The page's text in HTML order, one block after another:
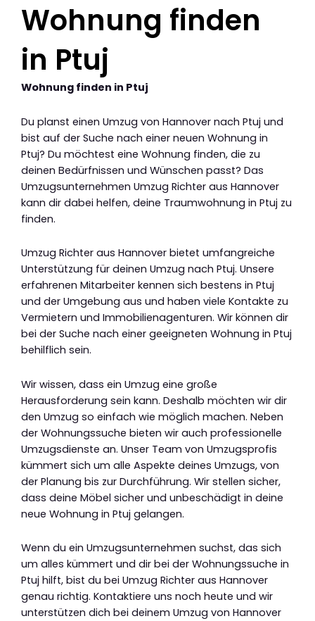
Wohnung finden
in Ptuj
Wohnung finden in Ptuj
Du planst einen Umzug von Hannover nach Ptuj und
bist auf der Suche nach einer neuen Wohnung in
Ptuj? Du möchtest eine Wohnung finden, die zu
deinen Bedürfnissen und Wünschen passt? Das
Umzugsunternehmen Umzug Richter aus Hannover
kann dir dabei helfen, deine Traumwohnung in Ptuj zu
finden.
Umzug Richter aus Hannover bietet umfangreiche
Unterstützung für deinen Umzug nach Ptuj. Unsere
erfahrenen Mitarbeiter kennen sich bestens in Ptuj
und der Umgebung aus und haben viele Kontakte zu
Vermietern und Immobilienagenturen. Wir können dir
bei der Suche nach einer geeigneten Wohnung in Ptuj
behilflich sein.
Wir wissen, dass ein Umzug eine große
Herausforderung sein kann. Deshalb möchten wir dir
den Umzug so einfach wie möglich machen. Neben
der Wohnungssuche bieten wir auch professionelle
Umzugsdienste an. Unser Team von Umzugsprofis
kümmert sich um alle Aspekte deines Umzugs, von
der Planung bis zur Durchführung. Wir stellen sicher,
dass deine Möbel sicher und unbeschädigt in deine
neue Wohnung in Ptuj gelangen.
Wenn du ein Umzugsunternehmen suchst, das sich
um alles kümmert und dir bei der Wohnungssuche in
Ptuj hilft, bist du bei Umzug Richter aus Hannover
genau richtig. Kontaktiere uns noch heute und wir
unterstützen dich bei deinem Umzug von Hannover